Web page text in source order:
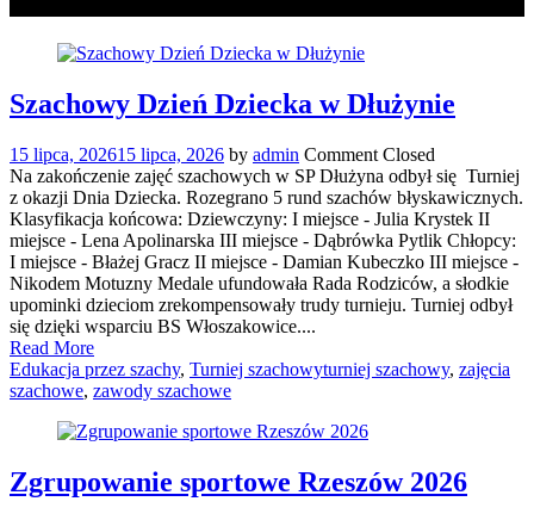
Szachowy Dzień Dziecka w Dłużynie
15 lipca, 202615 lipca, 2026 by admin Comment Closed
Na zakończenie zajęć szachowych w SP Dłużyna odbył się Turniej
z okazji Dnia Dziecka. Rozegrano 5 rund szachów błyskawicznych.
Klasyfikacja końcowa: Dziewczyny: I miejsce - Julia Krystek II
miejsce - Lena Apolinarska III miejsce - Dąbrówka Pytlik Chłopcy:
I miejsce - Błażej Gracz II miejsce - Damian Kubeczko III miejsce -
Nikodem Motuzny Medale ufundowała Rada Rodziców, a słodkie
upominki dzieciom zrekompensowały trudy turnieju. Turniej odbył
się dzięki wsparciu BS Włoszakowice....
Read More
Edukacja przez szachy, Turniej szachowyturniej szachowy, zajęcia
szachowe, zawody szachowe
Zgrupowanie sportowe Rzeszów 2026